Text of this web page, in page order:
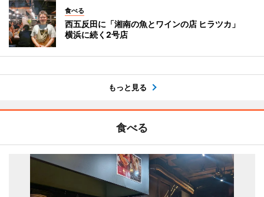
食べる
西五反田に「湘南の魚とワインの店 ヒラツカ」
横浜に続く2号店
もっと見る
食べる